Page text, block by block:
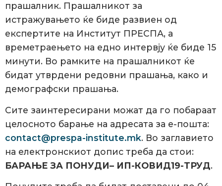
прашалник. Прашалникот за
истражувањето ќе биде развиен од
експертите на Институт ПРЕСПА, а
времетраењето на едно интервју ќе биде 15
минути. Во рамките на прашалникот ќе
бидат утврдени редовни прашања, како и
демографски прашања.
Сите заинтересирани можат да го побараат
целосното барање на адресата за е-пошта:
contact@prespa-institute.mk. Во заглавието
на електронскиот допис треба да стои:
БАРАЊЕ ЗА ПОНУДИ– ИП-КОВИД19-ТРУД.